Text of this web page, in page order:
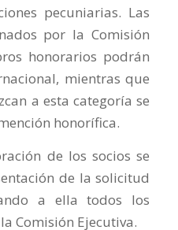
pecuniarias. Las
por la Comisión
honorarios podrán
mientras que
a esta categoría se
honorífica.
de los socios se
de la solicitud
a ella todos los
Comisión Ejecutiva.